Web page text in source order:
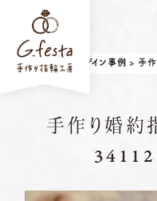
ホーム > デザイン事例 > 手作
手作り婚約
34112